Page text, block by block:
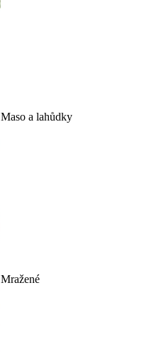
Maso a lahůdky
Mražené